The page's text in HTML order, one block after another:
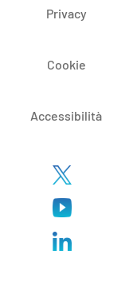
Privacy
Cookie
Accessibilità